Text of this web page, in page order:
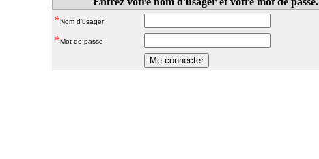
*Nom d'usager
*Mot de passe